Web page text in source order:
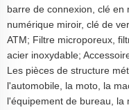
barre de connexion, clé en
numérique miroir, clé de
ATM; Filtre microporeux,
acier inoxydable;
Les pièces de structure
l'automobile, la moto, la
l'équipement de bureau, la